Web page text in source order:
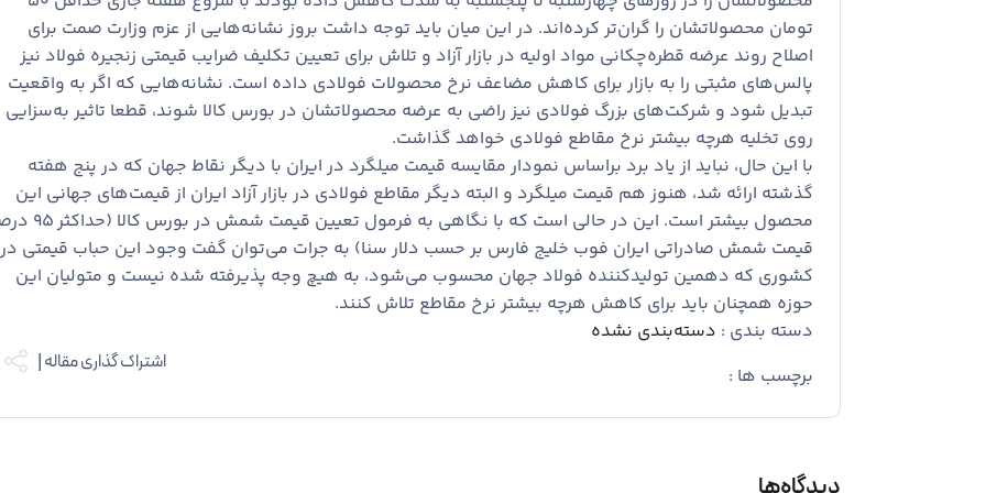
تومان محصولاتشان را گران‌تر کرده‌اند. در این میان باید توجه داشت بروز نشانه‌هایی از عزم وزارت صمت برای
اصلاح روند عرضه قطره‌چکانی مواد اولیه در بازار آزاد و تلاش برای تعیین تکلیف ضرایب قیمتی زنجیره فولاد نیز
پالس‌های مثبتی را به بازار برای کاهش مضاعف نرخ محصولات فولادی داده است. نشانه‌هایی که اگر به واقعیت
تبدیل شود و شرکت‌های بزرگ فولادی نیز راضی به عرضه محصولاتشان در بورس کالا شوند، قطعا تاثیر به‌سزایی
روی تخلیه هرچه بیشتر نرخ مقاطع فولادی خواهد گذاشت.
با این حال، نباید از یاد برد براساس نمودار مقایسه قیمت میلگرد در ایران با دیگر نقاط جهان که در پنج هفته
گذشته ارائه شد، هنوز هم قیمت میلگرد و البته دیگر مقاطع فولادی در بازار آزاد ایران از قیمت‌های جهانی این
محصول بیشتر است. این در حالی است که با نگاهی به فرمول
قیمت شمش صادراتی ایران فوب خلیج فارس بر حسب دلار سنا) به جرات می‌توان گفت وجود این حباب قیمتی در
کشوری که دهمین تولیدکننده فولاد جهان محسوب می‌شود، به هیچ وجه پذیرفته شده نیست و متولیان این
حوزه همچنان باید برای کاهش هرچه بیشتر نرخ مقاطع تلاش کنند.
دسته بندی : دسته‌بندی نشده
اشتراک گذاری مقاله |
برچسب ها :